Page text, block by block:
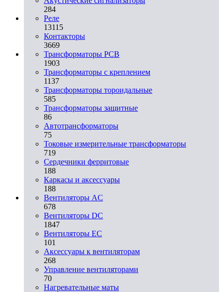
284
Реле
13115
Контакторы
3669
Трансформаторы PCB
1903
Трансформаторы с креплением
1137
Трансформаторы тороидальные
585
Трансформаторы защитные
86
Автотрансформаторы
75
Токовые измерительные трансформаторы
719
Сердечники ферритовые
188
Каркасы и аксессуары
188
Вентиляторы AC
678
Вентиляторы DC
1847
Вентиляторы EC
101
Аксессуары к вентиляторам
268
Управление вентиляторами
70
Нагревательные маты